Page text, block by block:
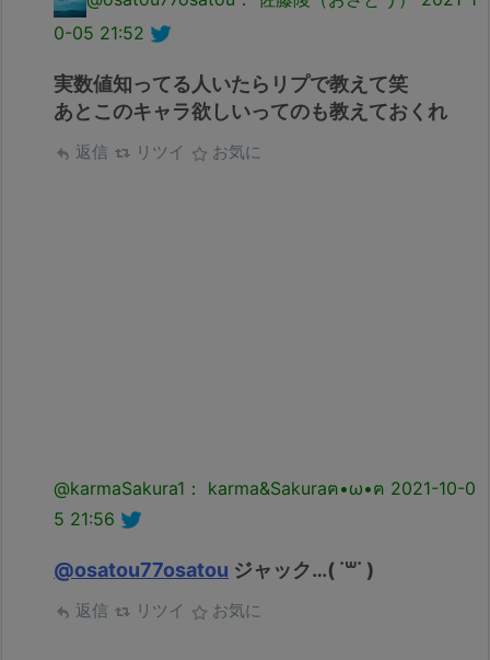
0-05 21:52
実数値知ってる人いたらリプで教えて笑
あとこのキャラ欲しいってのも教えておくれ
返信 リツイ お気に
@karmaSakura1： karma&Sakuraฅ•ω•ฅ 2021-10-0
5 21:56
@osatou77osatou ジャック…( ˙꒳​˙ )
返信 リツイ お気に